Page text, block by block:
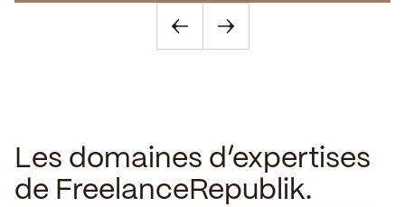
Les domaines d’expertises
de FreelanceRepublik.